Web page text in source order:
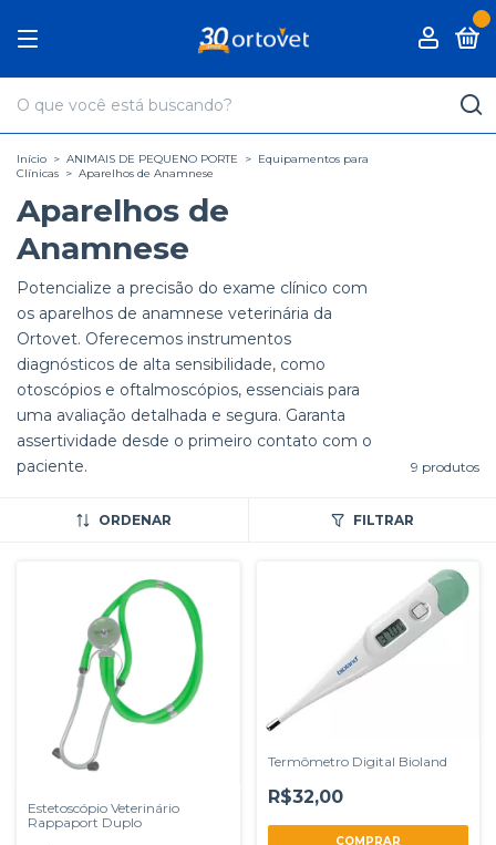
Início > ANIMAIS DE PEQUENO PORTE > Equipamentos para
Clínicas > Aparelhos de Anamnese
Aparelhos de
Anamnese
Potencialize a precisão do exame clínico com
os aparelhos de anamnese veterinária da
Ortovet. Oferecemos instrumentos
diagnósticos de alta sensibilidade, como
otoscópios e oftalmoscópios, essenciais para
uma avaliação detalhada e segura. Garanta
assertividade desde o primeiro contato com o
paciente.
9 produtos
ORDENAR FILTRAR
Estetoscópio Veterinário
Rappaport Duplo
Termômetro Digital Bioland
R$32,00